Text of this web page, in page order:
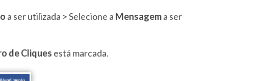
a ser utilizada > Selecione a Mensagema ser
de Cliques está marcada.